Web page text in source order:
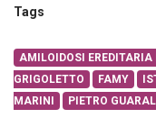
Tags
AMILOIDOSI
GRIGOLETTO
FAMY
MARINI
PIETRO